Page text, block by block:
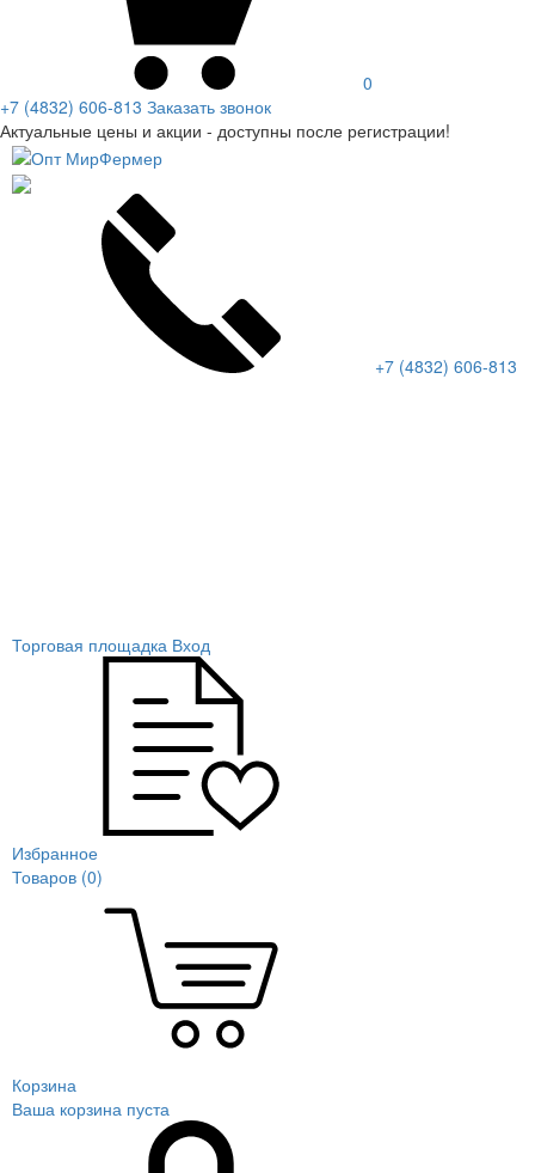
0
+7 (4832) 606-813 Заказать звонок
Актуальные цены и акции - доступны после регистрации!
+7 (4832) 606-813
Торговая площадка Вход
Избранное
Товаров (0)
Корзина
Ваша корзина пуста